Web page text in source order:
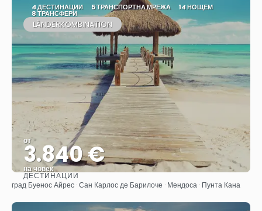
4 ДЕСТИНАЦИИ 5 ТРАНСПОРТНА МРЕЖА 14 НОЩЕМ
8 ТРАНСФЕРИ
LÄNDERKOMBINATION
от
3.840 €
на човек
Вижте
ДЕСТИНАЦИИ
град Буенос Айрес · Сан Карлос де Барилоче · Мендоса · Пунта Кана